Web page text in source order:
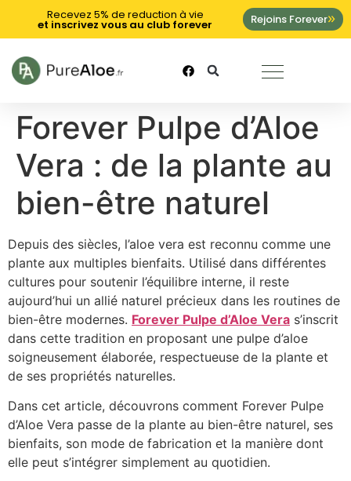
Recevez 5% de reduction à vie
et inscrivez vous au club forever Rejoins Forever
Forever Pulpe d’Aloe
Vera : de la plante au
bien-être naturel
Depuis des siècles, l’aloe vera est reconnu comme une
plante aux multiples bienfaits. Utilisé dans différentes
cultures pour soutenir l’équilibre interne, il reste
aujourd’hui un allié naturel précieux dans les routines de
bien-être modernes. Forever Pulpe d’Aloe Vera s’inscrit
dans cette tradition en proposant une pulpe d’aloe
soigneusement élaborée, respectueuse de la plante et
de ses propriétés naturelles.
Dans cet article, découvrons comment Forever Pulpe
d’Aloe Vera passe de la plante au bien-être naturel, ses
bienfaits, son mode de fabrication et la manière dont
elle peut s’intégrer simplement au quotidien.